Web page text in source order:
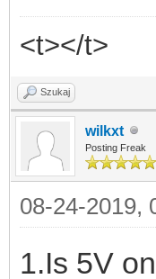
<t></t>
Szukaj
wilkxt
Posting Freak
08-24-2019,
1.Is 5V